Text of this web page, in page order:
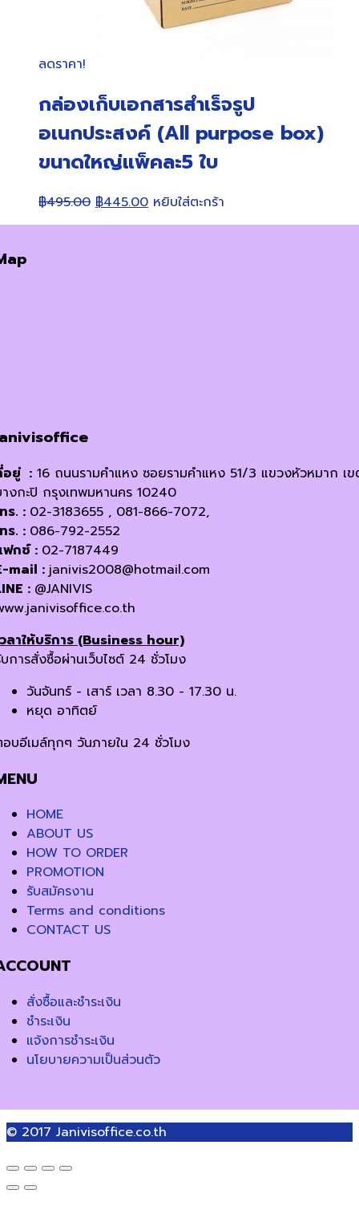
ลดราคา!
กล่องเก็บเอกสารสำเร็จรูป
อเนกประสงค์ (All purpose box)
ขนาดใหญ่แพ็คละ5 ใบ
฿495.00 Original
price
฿445.00Current
price
หยิบใส่ตะกร้า
อยู่ : 16 ถนนรามคำแหง ซอยรามคำแหง 51/3 แขวงหัวหมาก เ
งกะปิ กรุงเทพมหานคร 10240
ร. : 02-3183655 , 081-866-7072,
ร. : 086-792-2552
กซ์ : 02-7187449
mail : janivis2008@hotmail.com
: @JANIVIS
ลาให้บริการ (Business hour)
การสั่งซื้อผ่านเว็บไซต์ 24 ชั่วโมง
วันจันทร์ - เสาร์ เวลา 8.30 - 17.30 น.
หยุด อาทิตย์
บอีเมล์ทุกๆ วันภายใน 24 ชั่วโมง
HOME
ABOUT US
HOW TO ORDER
PROMOTION
รับสมัครงาน
Terms and conditions
CONTACT US
สั่งซื้อและชำระเงิน
ชำระเงิน
แจ้งการชำระเงิน
นโยบายความเป็นส่วนตัว
© 2017 Janivisoffice.co.th